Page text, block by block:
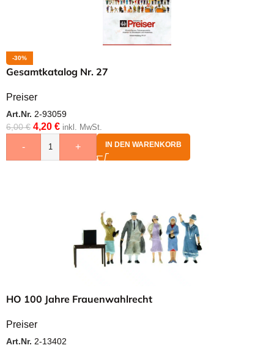
-30%
Gesamtkatalog Nr. 27
Preiser
Art.Nr. 2-93059
6,00€ 4,20 € inkl. MwSt.
- + IN DEN WARENKORB
HO 100 Jahre Frauenwahlrecht
Preiser
Art.Nr. 2-13402